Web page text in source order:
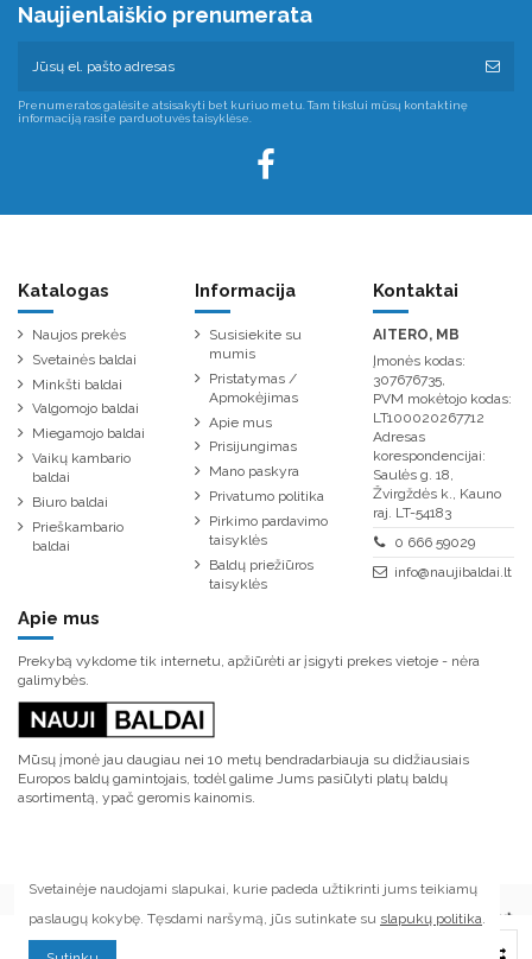
Naujienlaiškio prenumerata
Prenumeratos galėsite atsisakyti bet kuriuo metu. Tam tikslui mūsų kontaktinę
informaciją rasite parduotuvės taisyklėse.
Katalogas
Naujos prekės
Svetainės baldai
Minkšti baldai
Valgomojo baldai
Miegamojo baldai
Vaikų kambario
baldai
Biuro baldai
Prieškambario
baldai
Informacija
Susisiekite su
mumis
Pristatymas /
Apmokėjimas
Apie mus
Prisijungimas
Mano paskyra
Privatumo politika
Pirkimo pardavimo
taisyklės
Baldų priežiūros
taisyklės
Kontaktai
AITERO, MB
Įmonės kodas:
307676735,
PVM mokėtojo kodas:
LT100020267712
Adresas
korespondencijai:
Saulės g. 18,
Žvirgždės k., Kauno
raj. LT-54183
0 666 59029
info@naujibaldai.lt
Apie mus
Prekybą vykdome tik internetu, apžiūrėti ar įsigyti prekes vietoje - nėra
galimybės.
Mūsų įmonė jau daugiau nei 10 metų bendradarbiauja su didžiausiais
Europos baldų gamintojais, todėl galime Jums pasiūlyti platų baldų
asortimentą, ypač geromis kainomis.
© Visos teisės saugomos. Kopijuoti ar platinti tinklapyje esančią informaciją
Svetainėje naudojami slapukai, kurie padeda užtikrinti jums teikiamų
paslaugų kokybę. Tęsdami naršymą, jūs sutinkate su slapukų politika.